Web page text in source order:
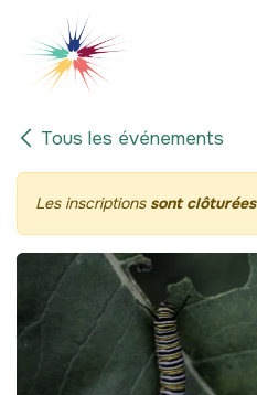
Tous les événements
Les inscriptions sont clôturées